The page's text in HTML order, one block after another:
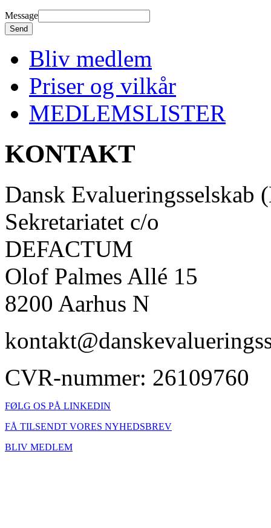
Message
Send
Bliv medlem
Priser og vilkår
MEDLEMSLISTER
KONTAKT
Dansk Evalueringsselskab
Sekretariatet c/o
DEFACTUM
Olof Palmes Allé 15
8200 Aarhus N
CVR-nummer: 26109760
FØLG OS PÅ LINKEDIN
FÅ TILSENDT VORES NYHEDSBREV
BLIV MEDLEM